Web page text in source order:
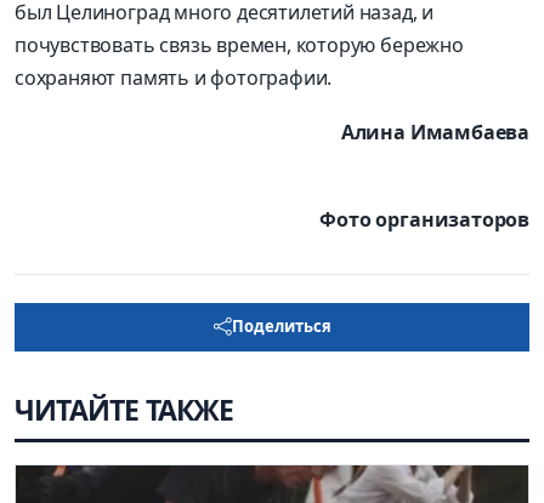
был Целиноград много десятилетий назад, и
почувствовать связь времен, которую бережно
сохраняют память и фотографии.
Алина Имамбаева
Фото организаторов
Поделиться
ЧИТАЙТЕ ТАКЖЕ